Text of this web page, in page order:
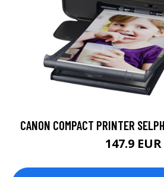
CANON COMPACT PRINTER
147.9 EUR